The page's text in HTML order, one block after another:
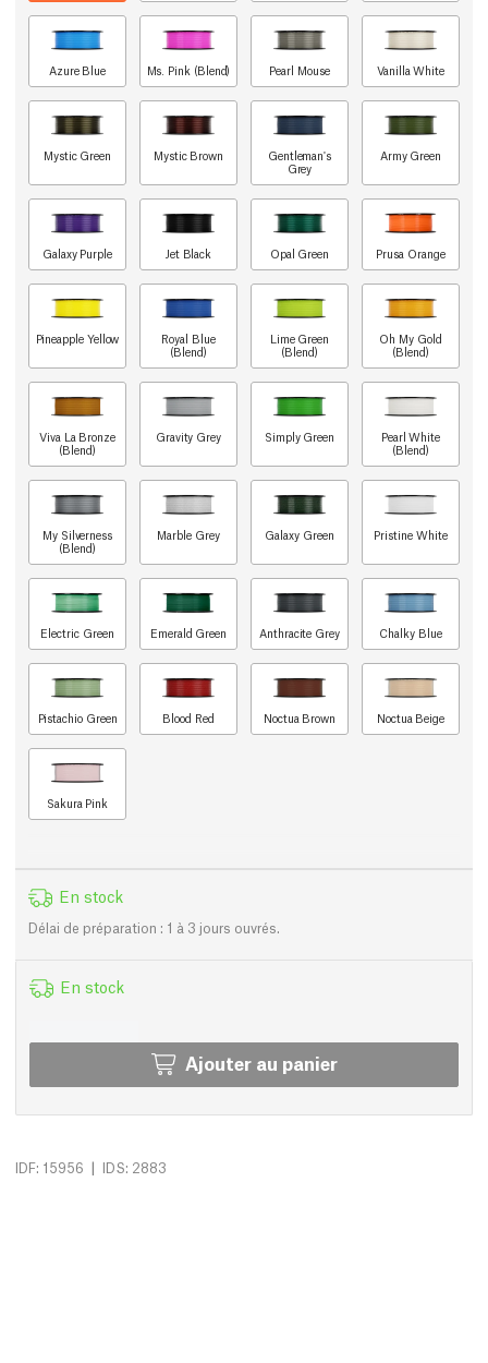
Azure Blue Ms. Pink (Blend) Pearl Mouse Vanilla White
Mystic Green Mystic Brown
Gentleman's
Grey
Army Green
Galaxy Purple Jet Black Opal Green Prusa Orange
Pineapple Yellow
Royal Blue
(Blend)
Lime Green
(Blend)
Oh My Gold
(Blend)
Viva La Bronze
(Blend)
Gravity Grey Simply Green
Pearl White
(Blend)
My Silverness
(Blend)
Marble Grey Galaxy Green Pristine White
Electric Green Emerald Green Anthracite Grey Chalky Blue
Pistachio Green Blood Red Noctua Brown Noctua Beige
Sakura Pink
En stock
Délai de préparation : 1 à 3 jours ouvrés.
En stock
Ajouter au panier
IDF: 15956 | IDS: 2883